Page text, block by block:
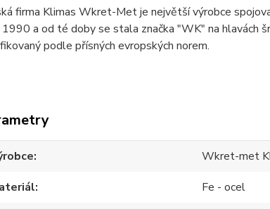
firma Klimas Wkret-Met je největší výrobce
a od té doby se stala značka "WK" na hlavách
podle přísných evropských norem.
Wkret-met
Fe - ocel